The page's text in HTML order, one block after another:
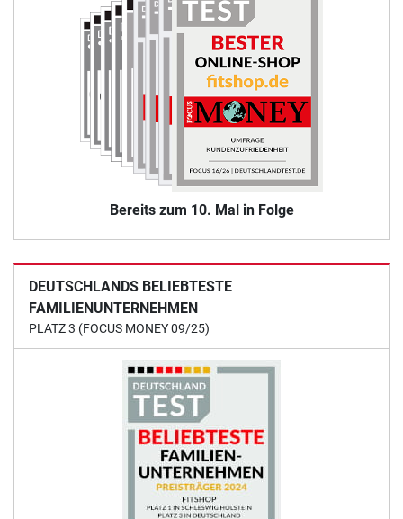
Bereits zum 10. Mal in Folge
DEUTSCHLANDS BELIEBTESTE
FAMILIENUNTERNEHMEN
PLATZ 3 (FOCUS MONEY 09/25)